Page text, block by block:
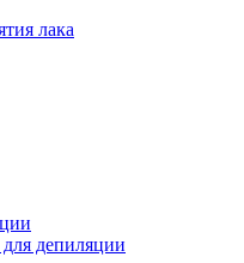
лака
депиляции